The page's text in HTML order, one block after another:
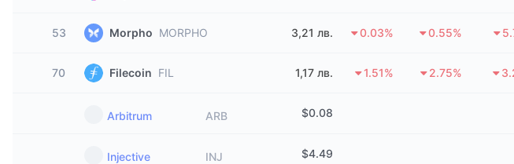
53 Morpho MORPHO 3,21 лв. 0.03% 0.55%
70 Filecoin FIL 1,17 лв. 1.51% 2.75%
Arbitrum ARB $0.08
Injective INJ $4.49